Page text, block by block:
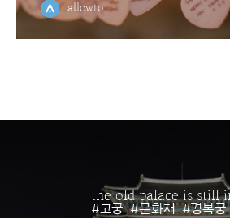
allowto
the old palace is still
#고궁 #문화재 #경복궁